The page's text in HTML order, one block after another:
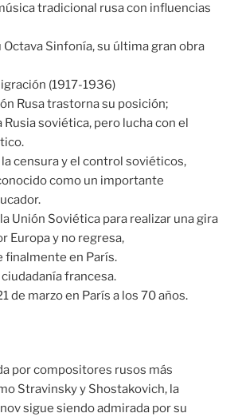
tradicional rusa con influencias
Octava Sinfonía, su última gran obra
(1917-1936)
Rusa trastorna su posición;
Rusia soviética, pero lucha con el
la censura y el control soviéticos,
como un importante
Unión Soviética para realizar una gira
Europa y no regresa,
finalmente en París.
francesa.
de marzo en París a los 70 años.
por compositores rusos más
Stravinsky y Shostakovich, la
sigue siendo admirada por su